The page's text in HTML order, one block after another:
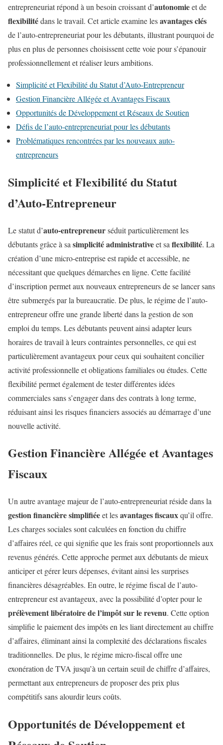
entrepreneuriat répond à un besoin croissant d’autonomieet de
flexibilitédans le travail. Cet article examine lesavantages clés
de l’auto-entrepreneuriat pour les débutants, illustrant pourquoi de
plus en plus de personnes choisissent cette voie pour s’épanouir
professionnellement et réaliser leurs ambitions.
Simplicité et Flexibilité du Statut d’Auto-Entrepreneur
Gestion Financière Allégée et Avantages Fiscaux
Opportunités de Développement et Réseaux de Soutien
Défis de l’auto-entrepreneuriat pour les débutants
Problématiques rencontrées par les nouveaux auto-
entrepreneurs
Simplicité et Flexibilité du Statut
d’Auto-Entrepreneur
Le statut d’auto-entrepreneurséduit particulièrement les
débutants grâce à sa simplicité administrativeet sa flexibilité. La
création d’une micro-entreprise est rapide et accessible, ne
nécessitant que quelques démarches en ligne. Cette facilité
d’inscription permet aux nouveaux entrepreneurs de se lancer sans
être submergés par la bureaucratie. De plus, le régime de l’auto-
entrepreneur offre une grande liberté dans la gestion de son
emploi du temps. Les débutants peuvent ainsi adapter leurs
horaires de travail à leurs contraintes personnelles, ce qui est
particulièrement avantageux pour ceux qui souhaitent concilier
activité professionnelle et obligations familiales ou études. Cette
flexibilité permet également de tester différentes idées
commerciales sans s’engager dans des contrats à long terme,
réduisant ainsi les risques financiers associés au démarrage d’une
nouvelle activité.
Gestion Financière Allégée et Avantages
Fiscaux
Un autre avantage majeur de l’auto-entrepreneuriat réside dans la
gestion financière simplifiéeet lesavantages fiscauxqu’il offre.
Les charges sociales sont calculées en fonction du chiffre
d’affaires réel, ce qui signifie que les frais sont proportionnels aux
revenus générés. Cette approche permet aux débutants de mieux
anticiper et gérer leurs dépenses, évitant ainsi les surprises
financières désagréables. En outre, le régime fiscal de l’auto-
entrepreneur est avantageux, avec la possibilité d’opter pour le
prélèvement libératoire de l’impôt sur le revenu. Cette option
simplifie le paiement des impôts en les liant directement au chiffre
d’affaires, éliminant ainsi la complexité des déclarations fiscales
traditionnelles. De plus, le régime micro-fiscal offre une
exonération de TVA jusqu’à un certain seuil de chiffre d’affaires,
permettant aux entrepreneurs de proposer des prix plus
compétitifs sans alourdir leurs coûts.
Opportunités de Développement et